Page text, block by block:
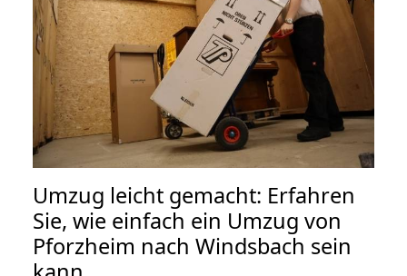
Umzug leicht gemacht: Erfahren
Sie, wie einfach ein Umzug von
Pforzheim nach Windsbach sein